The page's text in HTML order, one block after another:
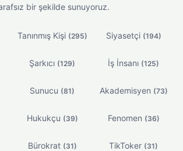
bir şekilde sunuyoruz.
Tanınmış Kişi (295) Siyasetçi (194)
Şarkıcı (129) İş İnsanı (125)
Sunucu (81) Akademisyen (73)
Hukukçu (39) Fenomen (36)
Bürokrat (31) TikToker (31)